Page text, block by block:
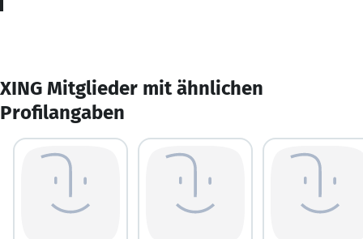
XING Mitglieder mit ähnlichen
Profilangaben